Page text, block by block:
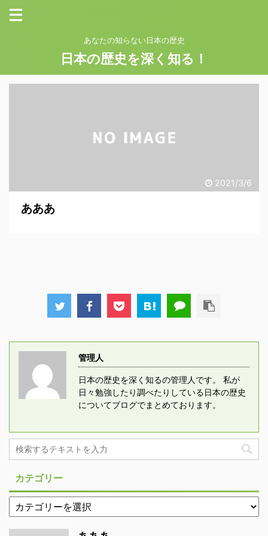
あなたの知らない日本の歴史
日本の歴史を深く知る！
2021/3/6
あああ
管理人
日本の歴史を深く知るの管理人です。 私が
日々勉強したり調べたりしている日本の歴史
についてブログでまとめております。
カテゴリー